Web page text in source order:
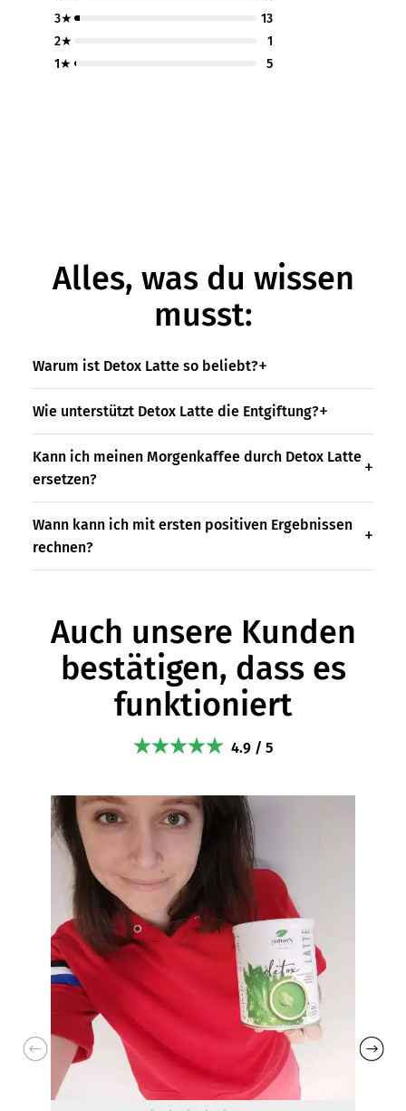
3★
13
2★
1
1★
5
Alles, was du wissen
musst:
Warum ist Detox Latte so beliebt?
Wie unterstützt Detox Latte die Entgiftung?
Kann ich meinen Morgenkaffee durch Detox Latte
ersetzen?
Wann kann ich mit ersten positiven Ergebnissen
rechnen?
Auch unsere Kunden
bestätigen, dass es
funktioniert
4.9 / 5